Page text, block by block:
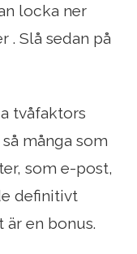
locka ner
. Slå sedan på
tvåfaktors
många som
som e-post,
definitivt
är en bonus.